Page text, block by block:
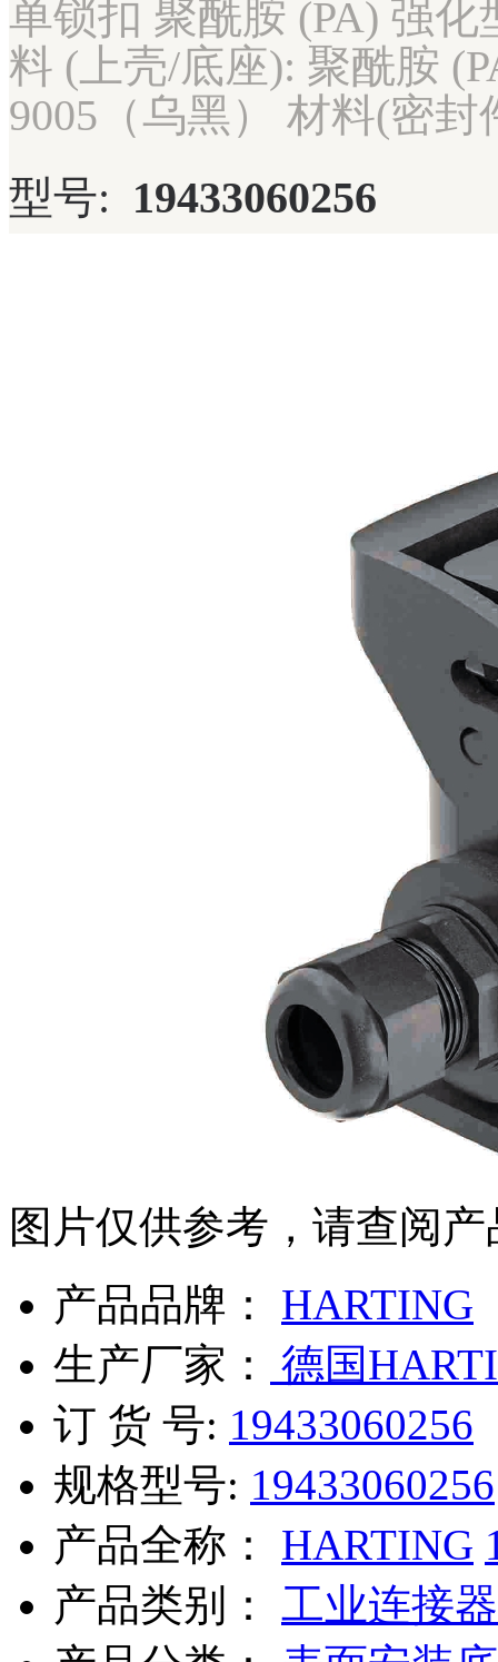
单锁扣 聚酰胺 (PA) 强
料 (上壳/底座): 聚酰胺
9005（乌黑） 材料(密封
型号: 19433060256
图片仅供参考，请查阅
产品品牌：
HARTING
生产厂家：
德国
订 货 号: 19433060256
规格型号: 19433060256
产品全称：
HARTING
产品类别：
工业连接